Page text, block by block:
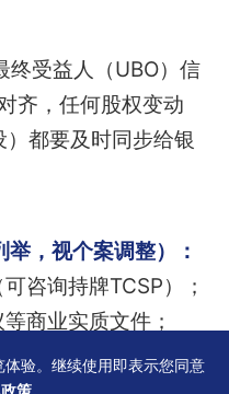
终受益人（UBO）信
齐，任何股权变动
）都要及时同步给银
，视个案调整）：
咨询持牌TCSP）；
商业实质文件；
址）；
验。继续使用即表示您同意
策。